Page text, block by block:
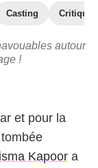
Casting
autour
!
et pour la
Kapoor a